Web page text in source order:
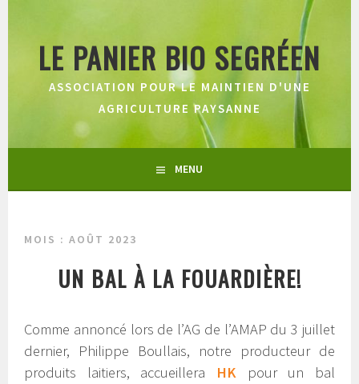
contenu
principalLE PANIER BIO SEGRÉEN
ASSOCIATION POUR LE MAINTIEN D'UNE
AGRICULTURE PAYSANNE
MENU
MOIS :AOÛT 2023
UN BAL À LA FOUARDIÈRE!
Comme annoncé lors de l’AG de l’AMAP du 3 juillet
dernier, Philippe Boullais, notre producteur de
produits laitiers, accueillera HK pour un bal